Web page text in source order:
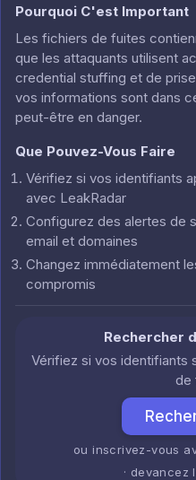
Pourquoi C'est Important
Les fichiers de fuites
que les attaquants utilisent
credential stuffing et de
vos informations sont dans
peut-être en danger.
Que Pouvez-Vous Faire
Vérifiez si vos identifiants
avec LeakRadar
Configurez des alertes de
email et domaines
Changez immédiatement
compromis
Rechercher
Vérifiez si vos identifiants
de
ou inscrivez-vous
· devancez